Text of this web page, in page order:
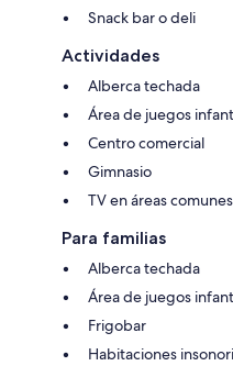
Snack bar o deli
Actividades
Alberca techada
Área de juegos
Centro comercial
Gimnasio
TV en áreas comunes
Para familias
Alberca techada
Área de juegos
Frigobar
Habitaciones